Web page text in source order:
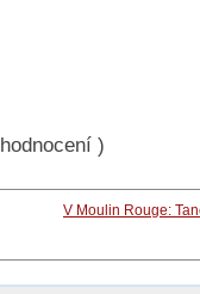
hodnocení )
V Moulin Rouge: